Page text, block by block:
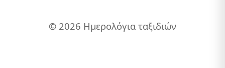
© 2026 Ημερολόγια ταξιδιών